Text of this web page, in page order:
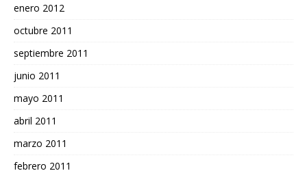
enero 2012
octubre 2011
septiembre 2011
junio 2011
mayo 2011
abril 2011
marzo 2011
febrero 2011